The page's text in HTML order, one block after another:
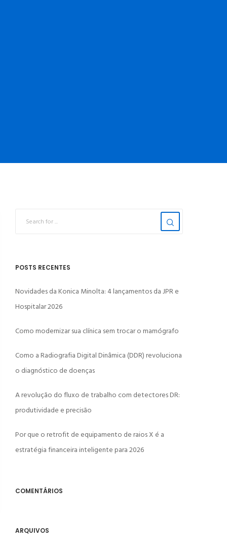
POSTS RECENTES
Novidades da Konica Minolta: 4 lançamentos da JPR e
Hospitalar 2026
Como modernizar sua clínica sem trocar o mamógrafo
Como a Radiografia Digital Dinâmica (DDR) revoluciona
o diagnóstico de doenças
A revolução do fluxo de trabalho com detectores DR:
produtividade e precisão
Por que o retrofit de equipamento de raios X é a
estratégia financeira inteligente para 2026
COMENTÁRIOS
ARQUIVOS